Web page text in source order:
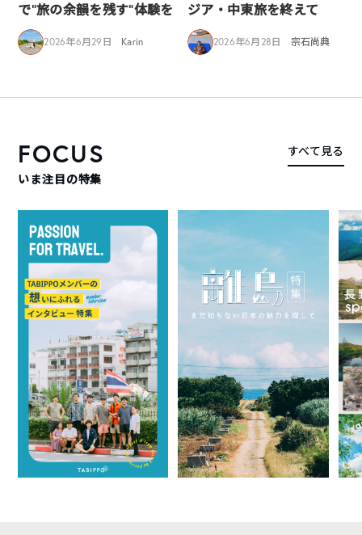
で“旅の余韻を残す”体験を
2026年6月29日 Karin
ジア・中東旅を終えて
2026年6月28日 宗石尚典
FOCUS
いま注目の特集
すべて見る